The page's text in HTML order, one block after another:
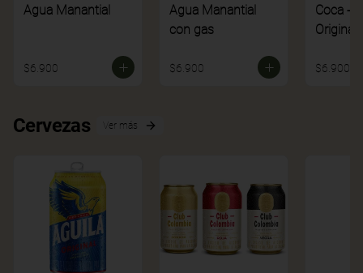
Agua Manantial
$6.900
Agua Manantial
con gas
$6.900
Coca -
Original
$6.900
Cervezas Ver más